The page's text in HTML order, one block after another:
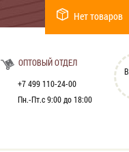
Нет товаров
ОПТОВЫЙ ОТДЕЛ
+7 499 110-24-00
Пн.-Пт.с 9:00 до 18:00